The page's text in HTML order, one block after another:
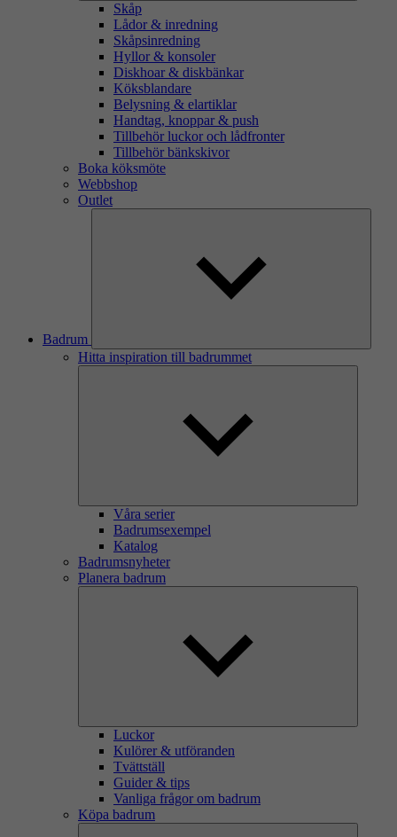
Skåp
Lådor & inredning
Skåpsinredning
Hyllor & konsoler
Diskhoar & diskbänkar
Köksblandare
Belysning & elartiklar
Handtag, knoppar & push
Tillbehör luckor och lådfronter
Tillbehör bänkskivor
Boka köksmöte
Webbshop
Outlet
Badrum
Hitta inspiration till badrummet
Våra serier
Badrumsexempel
Katalog
Badrumsnyheter
Planera badrum
Luckor
Kulörer & utföranden
Tvättställ
Guider & tips
Vanliga frågor om badrum
Köpa badrum